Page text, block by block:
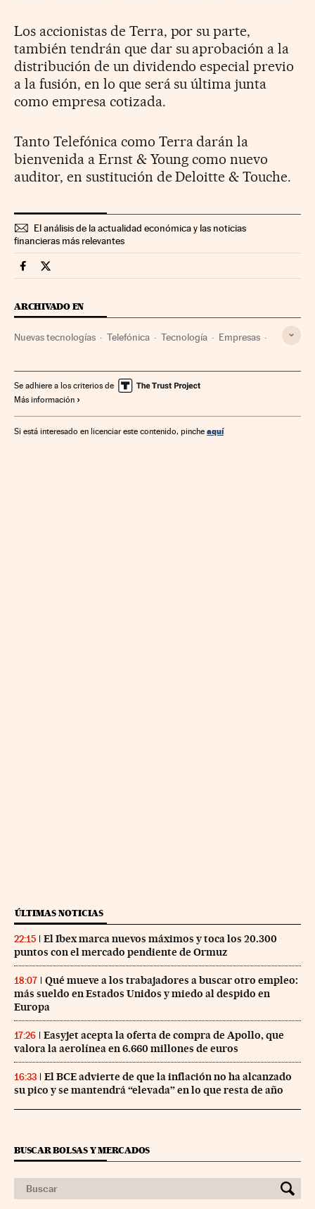
Los accionistas de Terra, por su parte,
también tendrán que dar su aprobación a la
distribución de un dividendo especial previo
a la fusión, en lo que será su última junta
como empresa cotizada.
Tanto Telefónica como Terra darán la
bienvenida a Ernst & Young como nuevo
auditor, en sustitución de Deloitte & Touche.
El análisis de la actualidad económica y las noticias
financieras más relevantes
Companias Cinco Días en Facebook
Companias Cinco Días en Twitter
ARCHIVADO EN
Nuevas tecnologías Telefónica Tecnología Empresas
Comunicaciones
Se adhiere a los criterios de
Más información
Si está interesado en licenciar este contenido, pinche aquí
ÚLTIMAS NOTICIAS
22:15
El Ibex marca nuevos máximos y toca los 20.300
puntos con el mercado pendiente de Ormuz
18:07
Qué mueve a los trabajadores a buscar otro empleo:
más sueldo en Estados Unidos y miedo al despido en
Europa
17:26
Easyjet acepta la oferta de compra de Apollo, que
valora la aerolínea en 6.660 millones de euros
16:33
El BCE advierte de que la inflación no ha alcanzado
su pico y se mantendrá “elevada” en lo que resta de año
BUSCAR BOLSAS Y MERCADOS